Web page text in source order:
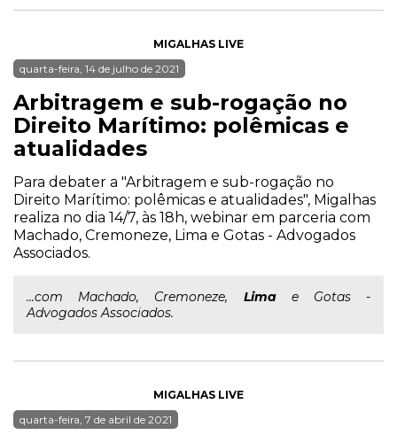
MIGALHAS LIVE
quarta-feira, 14 de julho de 2021
Arbitragem e sub-rogação no
Direito Marítimo: polêmicas e
atualidades
Para debater a "Arbitragem e sub-rogação no
Direito Marítimo: polêmicas e atualidades", Migalhas
realiza no dia 14/7, às 18h, webinar em parceria com
Machado, Cremoneze, Lima e Gotas - Advogados
Associados.
...com Machado, Cremoneze, Limae Gotas -
Advogados Associados.
MIGALHAS LIVE
quarta-feira, 7 de abril de 2021